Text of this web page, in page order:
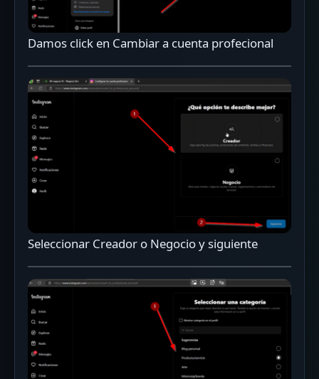
Damos click en Cambiar a cuenta profecional
Seleccionar Creador o Negocio y siguiente